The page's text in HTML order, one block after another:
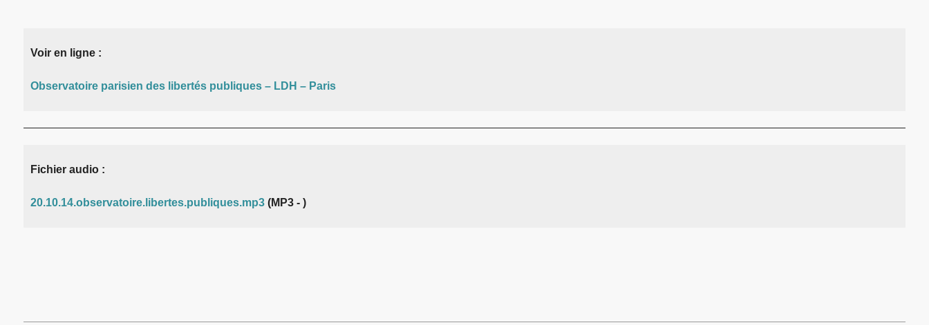
Voir en ligne :
Observatoire parisien des libertés publiques – LDH – Paris
Fichier audio :
20.10.14.observatoire.libertes.publiques.mp3(MP3 - )